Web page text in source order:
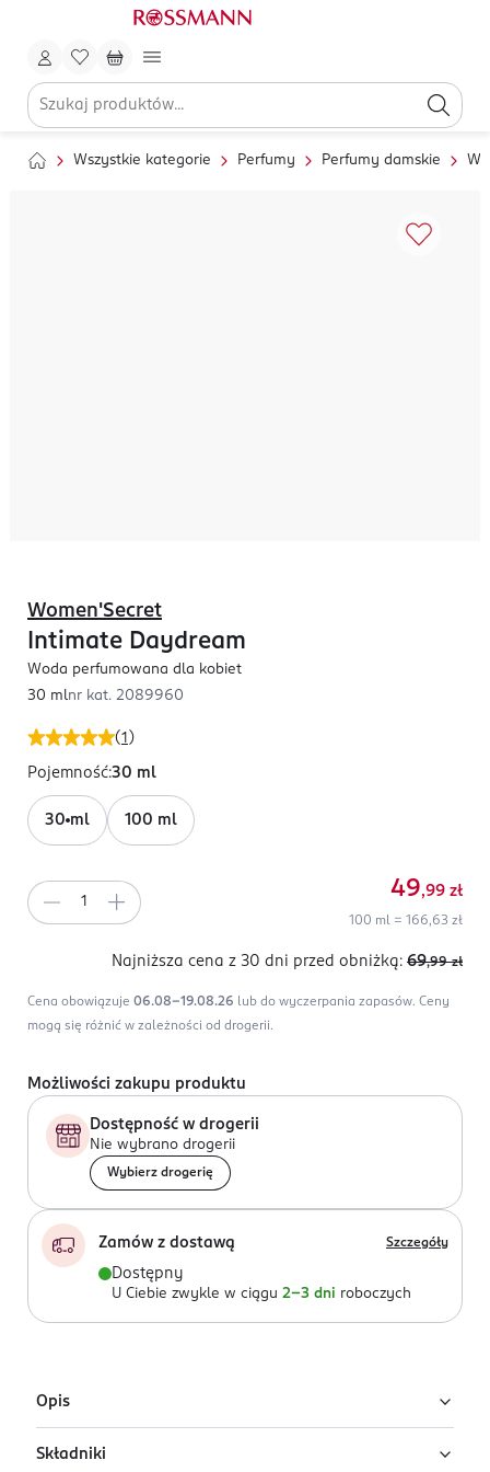
Wszystkie kategorie Perfumy Perfumy damskie
(1 )
Women'Secret
Intimate Daydream
Woda perfumowana dla kobiet
30 mlnr kat. 2089960
Pojemność:30 ml
30 ml 100 ml
49,99 zł
100 ml = 166,63 zł
Najniższa cena z 30 dni przed obniżką: 69,99 zł
Cena obowiązuje 06.08-19.08.26 lub do wyczerpania zapasów. Ceny
mogą się różnić w zależności od drogerii.
Możliwości zakupu produktu
Dostępność w drogerii
Nie wybrano drogerii
Wybierz drogerię
Zamów z dostawą Szczegóły
Dostępny
U Ciebie zwykle w ciągu 2-3 dni roboczych
Opis
Women’Secret Intimate Daydream to woda
Składniki